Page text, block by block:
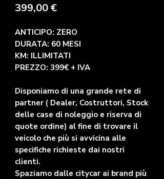
399,00 €Prezzo
ANTICIPO: ZERO
DURATA: 60 MESI
KM: ILLIMITATI
PREZZO: 399€ + IVA
Disponiamo di una grande rete di
partner ( Dealer, Costruttori, Stock
delle case di noleggio e riserva di
quote ordine) al fine di trovare il
veicolo che più si avvicina alle
specifiche richieste dai nostri
clienti.
Spaziamo dalle citycar ai brand più